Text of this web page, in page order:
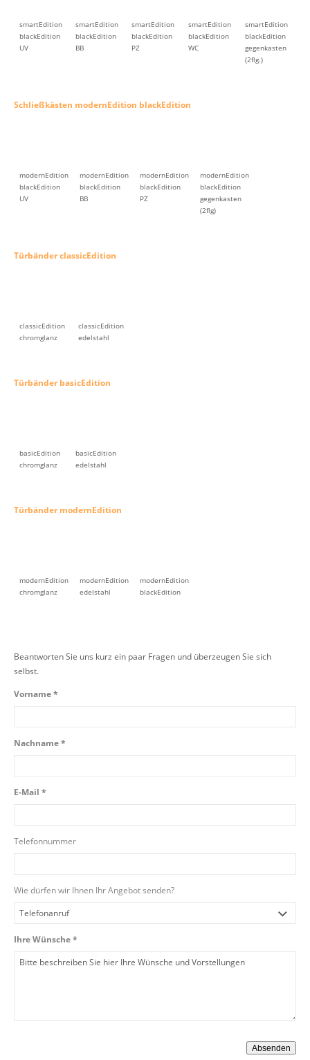
smartEdition
blackEdition
UV
smartEdition
blackEdition
BB
smartEdition
blackEdition
PZ
smartEdition
blackEdition
WC
smartEdition
blackEdition
gegenkasten
(2flg.)
Schließkästen modernEdition blackEdition
modernEdition
blackEdition
UV
modernEdition
blackEdition
BB
modernEdition
blackEdition
PZ
modernEdition
blackEdition
gegenkasten
(2flg)
Türbänder classicEdition
classicEdition
chromglanz
classicEdition
edelstahl
Türbänder basicEdition
basicEdition
chromglanz
basicEdition
edelstahl
Türbänder modernEdition
modernEdition
chromglanz
modernEdition
edelstahl
modernEdition
blackEdition
Beantworten Sie uns kurz ein paar Fragen und überzeugen Sie sich
selbst.
Vorname *
Nachname *
E-Mail *
Telefonnummer
Wie dürfen wir Ihnen Ihr Angebot senden?
Ihre Wünsche *